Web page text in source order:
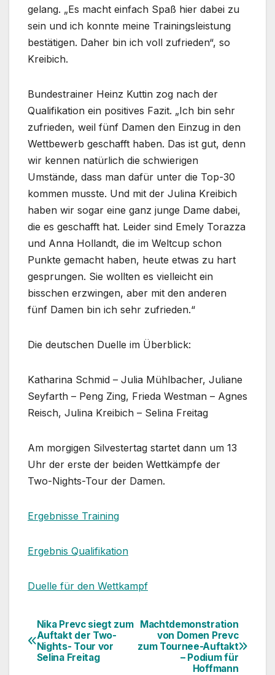
gelang. „Es macht einfach Spaß hier dabei zu
sein und ich konnte meine Trainingsleistung
bestätigen. Daher bin ich voll zufrieden“, so
Kreibich.
Bundestrainer Heinz Kuttin zog nach der
Qualifikation ein positives Fazit. „Ich bin sehr
zufrieden, weil fünf Damen den Einzug in den
Wettbewerb geschafft haben. Das ist gut, denn
wir kennen natürlich die schwierigen
Umstände, dass man dafür unter die Top-30
kommen musste. Und mit der Julina Kreibich
haben wir sogar eine ganz junge Dame dabei,
die es geschafft hat. Leider sind Emely Torazza
und Anna Hollandt, die im Weltcup schon
Punkte gemacht haben, heute etwas zu hart
gesprungen. Sie wollten es vielleicht ein
bisschen erzwingen, aber mit den anderen
fünf Damen bin ich sehr zufrieden.“
Die deutschen Duelle im Überblick:
Katharina Schmid – Julia Mühlbacher, Juliane
Seyfarth – Peng Zing, Frieda Westman – Agnes
Reisch, Julina Kreibich – Selina Freitag
Am morgigen Silvestertag startet dann um 13
Uhr der erste der beiden Wettkämpfe der
Two-Nights-Tour der Damen.
Ergebnisse Training
Ergebnis Qualifikation
Duelle für den Wettkampf
Beitragsnavigation
Machtdemonstration
von Domen Prevc
zum Tournee-Auftakt
– Podium für
Hoffmann
Nika Prevc siegt zum
Auftakt der Two-
Nights- Tour vor
Selina Freitag